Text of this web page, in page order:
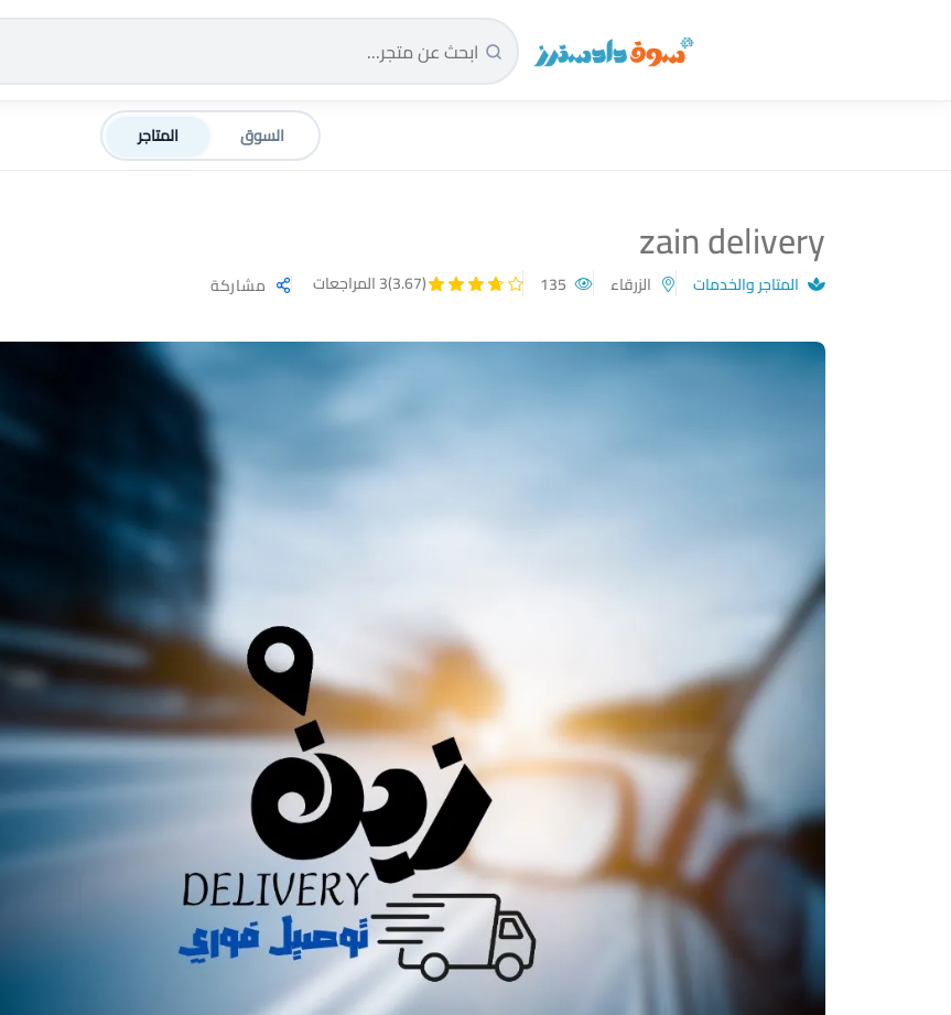
سوق دادسترز الرئيسية
السوق المتاجر
zain delivery
المتاجر والخدمات الزرقاء (3.67) 3 المراجعات مشاركة